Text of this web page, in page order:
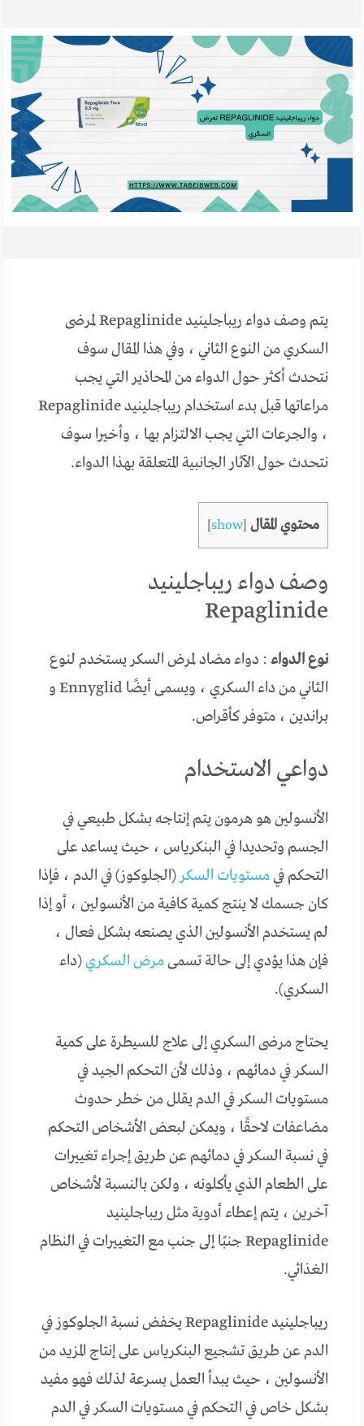
يتم وصف دواء ريباجلينيد Repaglinide لمرضى
السكري من النوع الثاني ، وفي هذا المقال سوف
نتحدث أكثر حول الدواء من المحاذير التي يجب
مراعاتها قبل بدء استخدام ريباجلينيد Repaglinide
، والجرعات التي يجب الالتزام بها ، وأخيرا سوف
نتحدث حول الآثار الجانبية المتعلقة بهذا الدواء.
محتوي المقال [
show
]
وصف دواء ريباجلينيد
Repaglinide
نوع الدواء : دواء مضاد لمرض السكر يستخدم لنوع
الثاني من داء السكري ، ويسمى أيضًا Ennyglid و
براندين ، متوفر كأقراص.
دواعي الاستخدام
الأنسولين هو هرمون يتم إنتاجه بشكل طبيعي في
الجسم وتحديدا في البنكرياس ، حيث يساعد على
التحكم فيمستويات السكر (الجلوكوز) في الدم ، فإذا
كان جسمك لا ينتج كمية كافية من الأنسولين ، أو إذا
لم يستخدم الأنسولين الذي يصنعه بشكل فعال ،
فإن هذا يؤدي إلى حالة تسمىمرض السكري(داء
السكري).
يحتاج مرضى السكري إلى علاج للسيطرة على كمية
السكر في دمائهم ، وذلك لأن التحكم الجيد في
مستويات السكر في الدم يقلل من خطر حدوث
مضاعفات لاحقًا ، ويمكن لبعض الأشخاص التحكم
في نسبة السكر في دمائهم عن طريق إجراء تغييرات
على الطعام الذي يأكلونه ، ولكن بالنسبة لأشخاص
آخرين ، يتم إعطاء أدوية مثل ريباجلينيد
Repaglinide جنبًا إلى جنب مع التغييرات في النظام
الغذائي.
ريباجلينيد Repaglinide يخفض نسبة الجلوكوز في
الدم عن طريق تشجيع البنكرياس على إنتاج المزيد من
الأنسولين ، حيث يبدأ العمل بسرعة لذلك فهو مفيد
بشكل خاص في التحكم في مستويات السكر في الدم